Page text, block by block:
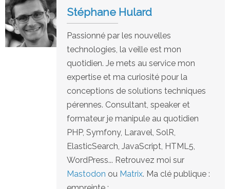
Stéphane Hulard
Passionné par les nouvelles
technologies, la veille est mon
quotidien. Je mets au service mon
expertise et ma curiosité pour la
conceptions de solutions techniques
pérennes. Consultant, speaker et
formateur je manipule au quotidien
PHP, Symfony, Laravel, SolR,
ElasticSearch, JavaScript, HTML5,
WordPress... Retrouvez moi sur
Mastodon ou Matrix. Ma clé publique :